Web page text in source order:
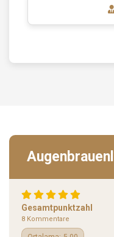
Gesamtpunktzahl
8 Kommentare